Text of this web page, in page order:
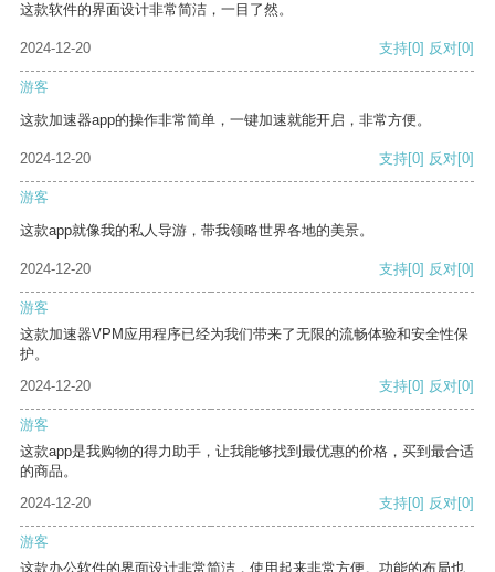
这款软件的界面设计非常简洁，一目了然。
2024-12-20 支持[0] 反对[0]
游客
这款加速器app的操作非常简单，一键加速就能开启，非常方便。
2024-12-20 支持[0] 反对[0]
游客
这款app就像我的私人导游，带我领略世界各地的美景。
2024-12-20 支持[0] 反对[0]
游客
这款加速器VPM应用程序已经为我们带来了无限的流畅体验和安全性保
护。
2024-12-20
支持[0] 反对[0]
游客
这款app是我购物的得力助手，让我能够找到最优惠的价格，买到最合适
的商品。
2024-12-20
支持[0] 反对[0]
游客
这款办公软件的界面设计非常简洁，使用起来非常方便。功能的布局也